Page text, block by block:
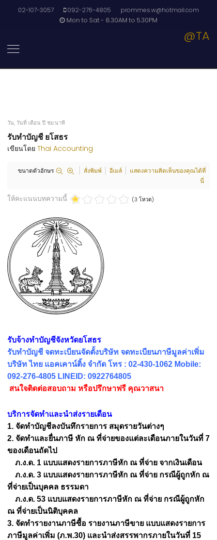
02-107-3057 092-276-4805
prommes.w@hotmail.com
Mon to Sat - 8.30AM to 5.30PM
@TA
วัน, วันที่ เดือน ปี ชม:นาที
รับทำบัญชี ยโสธร
เขียนโดย Thai Accounting
ขนาดตัวอักษร สั่งพิมพ์ อีเมล์
แสดงความคิดเห็นของคุณได้ที่
นี่
ให้คะแนนบทความนี้ (3 โหวต)
รับจ้างทำบัญชีจังหวัดยโสธร
รับทำบัญชี จดทะเบียนจัดตั้งบริษัท จดทะเบียนภาษีมูลค่าเพิ่ม
บริษัท ไทย แอคเคาน์ติ้ง จำกัด โทร : 02-430-1062 Mobile:
092-276-4805 LINEID: 0922764805
สนใจติดต่อสอบถาม หรือปรึกษาฟรี คุณวาสนา
บริการจัดทำและนำส่งรายเดือน
1. จัดทำบัญชีลงบันทึกรายการ สมุดรายวันต่างๆ
2. จัดทำและยื่นภาษี หัก ณ ที่จ่ายของแต่ละเดือนภายในวันที่ 7
ของเดือนถัดไป
ภ.ง.ด. 1 แบบแสดงรายการภาษีหัก ณ ที่จ่าย จากเงินเดือน
ภ.ง.ด. 3 แบบแสดงรายการภาษีหัก ณ ที่จ่าย กรณีผู้ถูกหัก ณ
ที่จ่ายเป็นบุคคล ธรรมดา
ภ.ง.ด. 53 แบบแสดงรายการภาษีหัก ณ ที่จ่าย กรณีผู้ถูกหัก
ณ ที่จ่ายเป็นนิติบุคคล
3. จัดทำรายงานภาษีซื้อ รายงานภาษีขาย แบบแสดงรายการ
ภาษีมูลค่าเพิ่ม (ภ.พ.30) และนำส่งสรรพากรภายในวันที่ 15